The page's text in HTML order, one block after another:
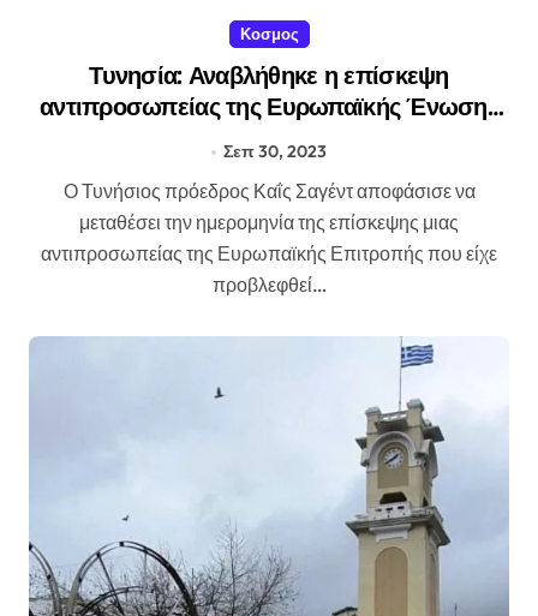
Κοσμος
Τυνησία: Αναβλήθηκε η επίσκεψη
αντιπροσωπείας της Ευρωπαϊκής Ένωσης
για το μεταναστευτικό
Σεπ 30, 2023
Ο Τυνήσιος πρόεδρος Καΐς Σαγέντ αποφάσισε να
μεταθέσει την ημερομηνία της επίσκεψης μιας
αντιπροσωπείας της Ευρωπαϊκής Επιτροπής που είχε
προβλεφθεί…